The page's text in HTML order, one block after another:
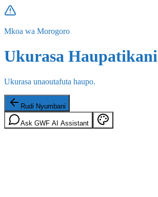
Mkoa wa Morogoro
Ukurasa Haupatikani
Ukurasa unaoutafuta haupo.
Rudi Nyumbani
Ask GWF AI Assistant